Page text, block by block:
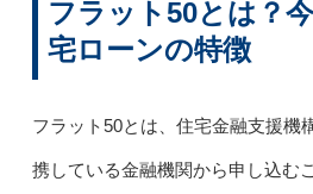
フラット50とは？
宅ローンの特徴
フラット50とは、住宅金融支援機
携している金融機関から申し込む